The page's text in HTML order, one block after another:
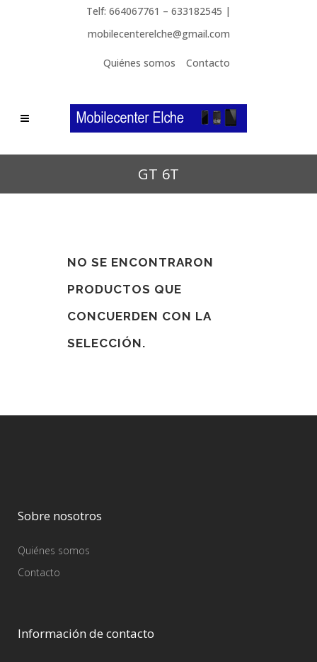
Telf: 664067761 – 633182545 |
mobilecenterelche@gmail.com
Quiénes somos Contacto
GT 6T
NO SE ENCONTRARON
PRODUCTOS QUE
CONCUERDEN CON LA
SELECCIÓN.
Sobre nosotros
Quiénes somos
Contacto
Información de contacto